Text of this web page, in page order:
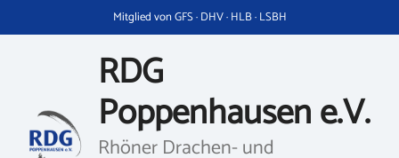
Inhalt
Mitglied von GFS · DHV · HLB · LSBH
RDG
Poppenhausen e.V.
Rhöner Drachen- und